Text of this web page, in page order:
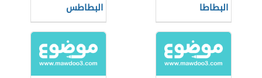
البطاطا
البطاطس